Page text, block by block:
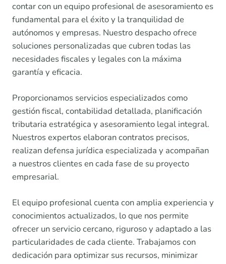
contar con un equipo profesional de asesoramiento es
fundamental para el éxito y la tranquilidad de
autónomos y empresas. Nuestro despacho ofrece
soluciones personalizadas que cubren todas las
necesidades fiscales y legales con la máxima
garantía y eficacia.
Proporcionamos servicios especializados como
gestión fiscal, contabilidad detallada, planificación
tributaria estratégica y asesoramiento legal integral.
Nuestros expertos elaboran contratos precisos,
realizan defensa jurídica especializada y acompañan
a nuestros clientes en cada fase de su proyecto
empresarial.
El equipo profesional cuenta con amplia experiencia y
conocimientos actualizados, lo que nos permite
ofrecer un servicio cercano, riguroso y adaptado a las
particularidades de cada cliente. Trabajamos con
dedicación para optimizar sus recursos, minimizar